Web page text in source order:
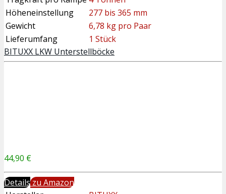
Höheneinstellung
277 bis 365 mm
Gewicht
6,78 kg pro Paar
Lieferumfang
1 Stück
BITUXX LKW Unterstellböcke
44,90 €
Detailszu Amazon